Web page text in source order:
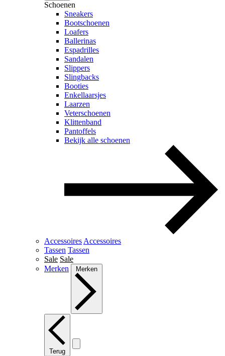
Schoenen
Sneakers
Bootschoenen
Loafers
Ballerinas
Espadrilles
Sandalen
Slippers
Slingbacks
Booties
Enkellaarsjes
Laarzen
Veterschoenen
Klittenband
Pantoffels
Bekijk alle schoenen
Accessoires Accessoires
Tassen Tassen
Sale Sale
Merken
Merken
Terug